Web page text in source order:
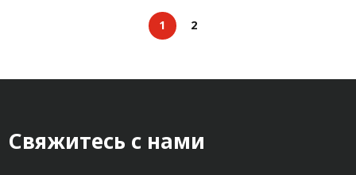
1 2
Свяжитесь с нами